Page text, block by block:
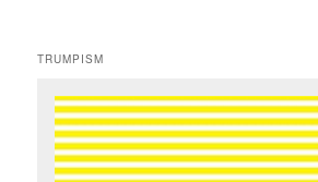
TRUMPISM